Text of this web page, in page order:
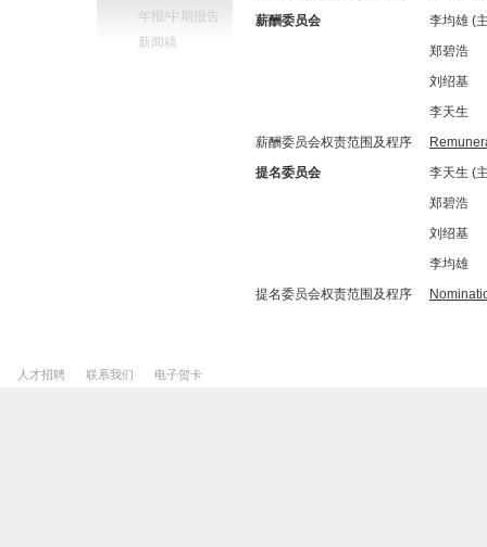
年报/中期报告
新闻稿
薪酬委员会
李均雄 (
郑碧浩
刘绍基
李天生
薪酬委员会权责范围及程序
提名委员会
李天生 (
郑碧浩
刘绍基
李均雄
提名委员会权责范围及程序
人才招聘 联系我们 电子贺卡